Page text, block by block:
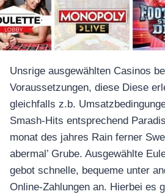
อุปกรณ์เพื่อความบันเทิง
อุปกรณ์เพื่อความบันเทิง
หูฟัง
ลำโพง
โทรทัศน์
สินค้าตามแบรนด์
Unsrige ausgewählten Casinos
Voraussetzungen, diese Diese
gleichfalls z.b.
Smash-Hits entsprechend
monat des jahres Rain ferner
abermal’ Grube. Ausgewählte
gebot schnelle, bequeme unter
Online-Zahlungen an. Hierbei es